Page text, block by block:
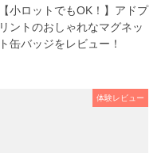
【小ロットでもOK！】アドプ
リントのおしゃれなマグネッ
ト缶バッジをレビュー！
体験レビュー